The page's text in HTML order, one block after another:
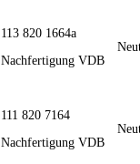
113 820 1664a
Nachfertigung VDB
111 820 7164
Nachfertigung VDB